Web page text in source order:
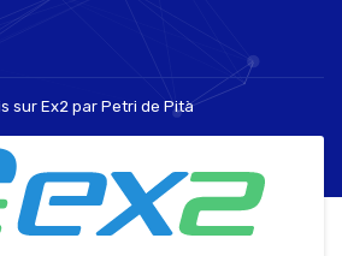
sur Ex2par Petri de Pità